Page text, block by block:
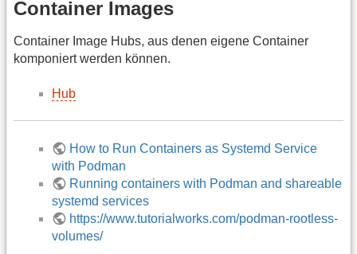
Container Images
Container Image Hubs, aus denen eigene Container
komponiert werden können.
Hub
How to Run Containers as Systemd Service
with Podman
Running containers with Podman and shareable
systemd services
https://www.tutorialworks.com/podman-rootless-
volumes/